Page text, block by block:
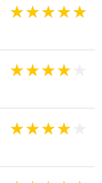
★★★★★
★★★★
★★★★